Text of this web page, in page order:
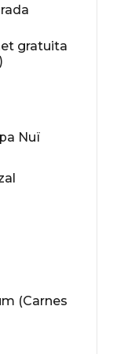
gratuita
Nuï
(Carnes